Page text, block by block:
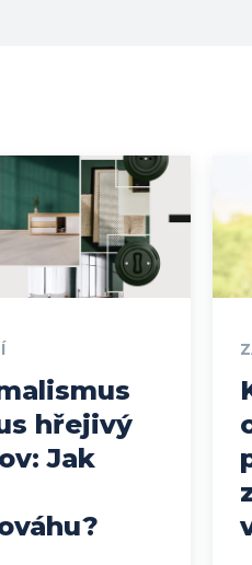
hřejivý
Jak